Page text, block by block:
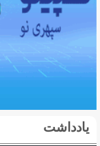
یادداشت